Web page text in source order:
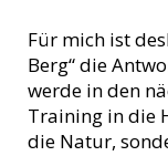
Für mich ist
Berg“ die
werde in den
Training in die
die Natur,